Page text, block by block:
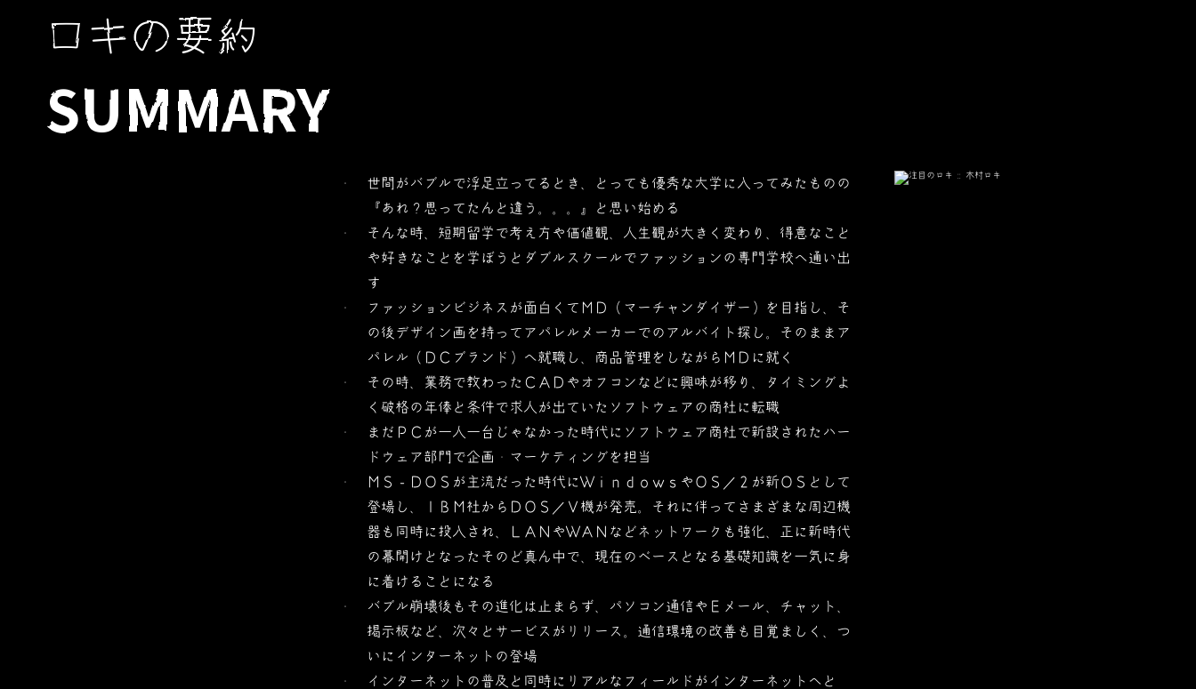
ロキの要約
SUMMARY
世間がバブルで浮足立ってるとき、とっても優秀な大学に入ってみたものの
『あれ？思ってたんと違う。。。』と思い始める
そんな時、短期留学で考え方や価値観、人生観が大きく変わり、得意なこと
や好きなことを学ぼうとダブルスクールでファッションの専門学校へ通い出
す
ファッションビジネスが面白くてＭＤ（マーチャンダイザー）を目指し、そ
の後デザイン画を持ってアパレルメーカーでのアルバイト探し。そのままア
パレル（ＤＣブランド）へ就職し、商品管理をしながらＭＤに就く
その時、業務で教わったＣＡＤやオフコンなどに興味が移り、タイミングよ
く破格の年俸と条件で求人が出ていたソフトウェアの商社に転職
まだＰＣが一人一台じゃなかった時代にソフトウェア商社で新設されたハー
ドウェア部門で企画・マーケティングを担当
ＭＳ－ＤＯＳが主流だった時代にＷｉｎｄｏｗｓやＯＳ／２が新ＯＳとして
登場し、ＩＢＭ社からＤＯＳ／Ｖ機が発売。それに伴ってさまざまな周辺機
器も同時に投入され、ＬＡＮやＷＡＮなどネットワークも強化、正に新時代
の幕開けとなったそのど真ん中で、現在のベースとなる基礎知識を一気に身
に着けることになる
バブル崩壊後もその進化は止まらず、パソコン通信やＥメール、チャット、
掲示板など、次々とサービスがリリース。通信環境の改善も目覚ましく、つ
いにインターネットの登場
インターネットの普及と同時にリアルなフィールドがインターネットへと